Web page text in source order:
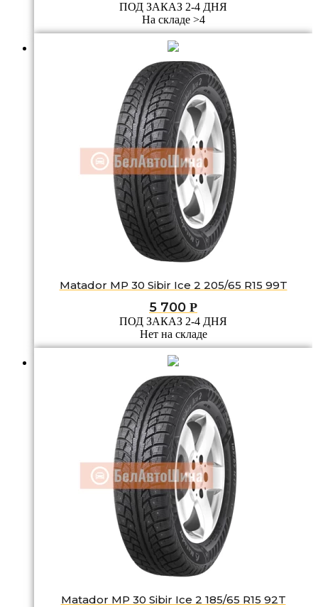
ПОД ЗАКАЗ 2-4 ДНЯ
На складе >4
Matador MP 30 Sibir Ice 2 205/65 R15 99T
5 700 Р
ПОД ЗАКАЗ 2-4 ДНЯ
Нет на складе
Matador MP 30 Sibir Ice 2 185/65 R15 92T